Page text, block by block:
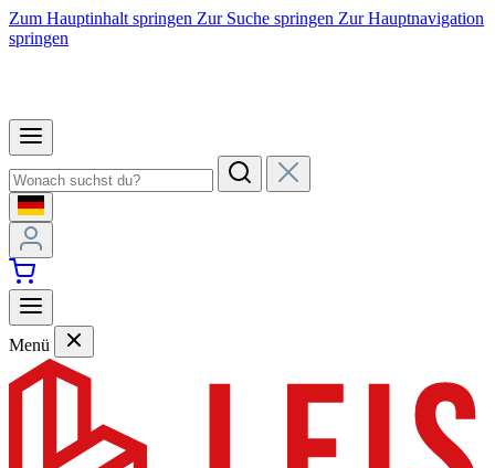
Zum Hauptinhalt springen Zur Suche springen Zur Hauptnavigation
springen
Menü